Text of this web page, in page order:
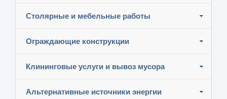
Столярные и мебельные работы
Ограждающие конструкции
Клининговые услуги и вывоз мусора
Альтернативные источники энергии